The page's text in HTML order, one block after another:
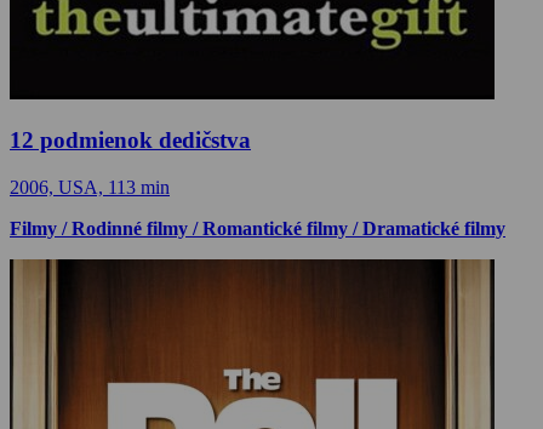
12 podmienok dedičstva
2006, USA, 113 min
Filmy / Rodinné filmy / Romantické filmy / Dramatické filmy